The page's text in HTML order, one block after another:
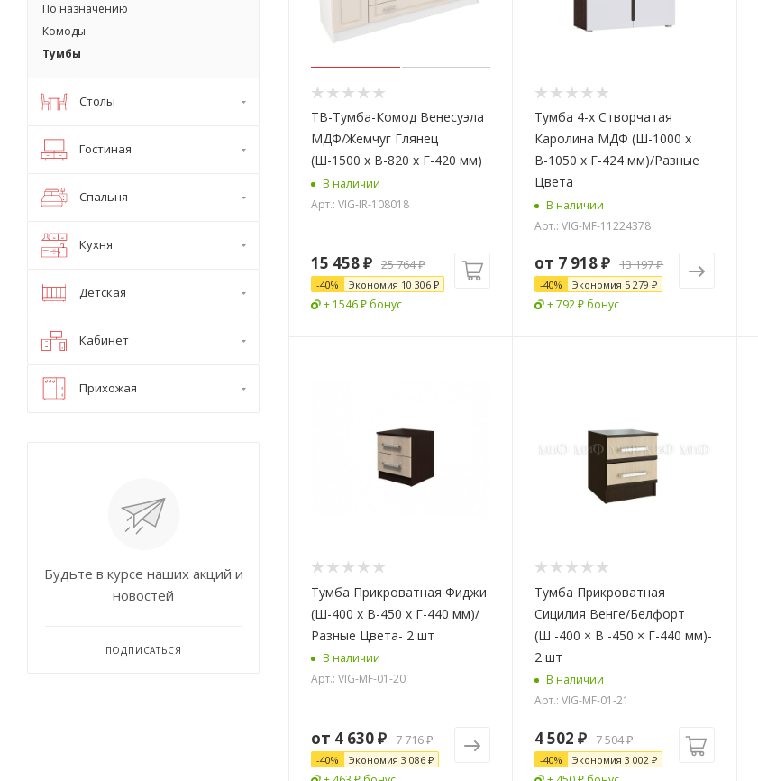
ТВ-Тумба-Комод Венесуэла
МДФ/Жемчуг Глянец
(Ш-1500 х В-820 х Г-420 мм)
В наличии
Арт.: VIG-IR-108018
15 458₽ 25 764₽
-40% Экономия 10 306 ₽
+ 1546 ₽ бонус
Тумба 4-х Створчатая
Каролина МДФ (Ш-1000 х
В-1050 х Г-424 мм)/Разные
Цвета
В наличии
Арт.: VIG-MF-11224378
от 7 918 ₽ 13 197 ₽
-40% Экономия 5 279 ₽
+ 792 ₽ бонус
Тумба Прикроватная Фиджи
(Ш-400 х В-450 х Г-440 мм)/
Разные Цвета- 2 шт
В наличии
Арт.: VIG-MF-01-20
от 4 630 ₽ 7 716 ₽
-40% Экономия 3 086 ₽
Тумба Прикроватная
Сицилия Венге/Белфорт
(Ш -400 × В -450 × Г-440 мм)-
2 шт
В наличии
Арт.: VIG-MF-01-21
4 502 ₽ 7 504₽
-40% Экономия 3 002 ₽
По назначению
Комоды
Тумбы
Столы
Гостиная
Спальня
Кухня
Детская
Кабинет
Прихожая
Будьте в курсе наших акций и
новостей
ПОДПИСАТЬСЯ